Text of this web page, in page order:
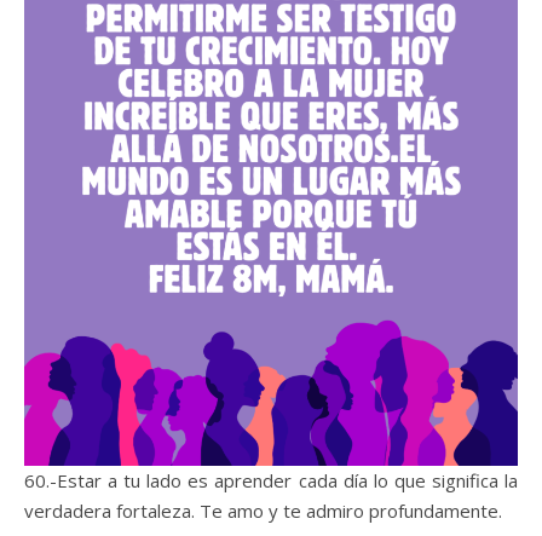
60.-Estar a tu lado es aprender cada día lo que significa la
verdadera fortaleza. Te amo y te admiro profundamente.